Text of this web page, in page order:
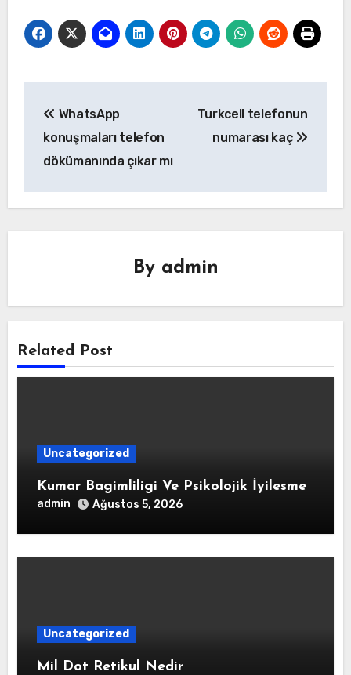
gezinmesi
WhatsApp
konuşmaları telefon
dökümanında çıkar mı
Turkcell telefonun
numarası kaç
By admin
Related Post
Uncategorized
Kumar Bagimliligi Ve Psikolojik İyilesme
admin Ağustos 5, 2026
Uncategorized
Mil Dot Retikul Nedir